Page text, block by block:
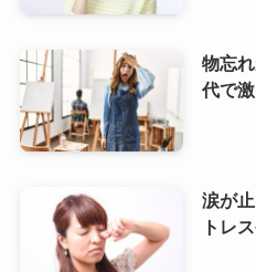
物忘
代で
涙が
トレ